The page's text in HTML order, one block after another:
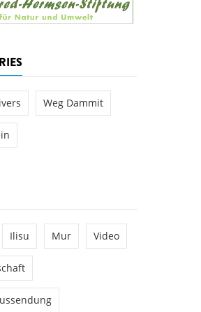
für
Kamptal
Weg Dammit
Ilisu Mur Video